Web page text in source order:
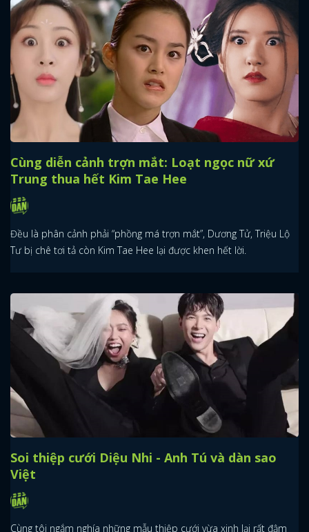
Cùng diễn cảnh trợn mắt: Loạt ngọc nữ xứ
Trung thua hết Kim Tae Hee
Đều là phân cảnh phải “phồng má trợn mắt”, Dương Tử, Triệu Lộ
Tư bị chê tơi tả còn Kim Tae Hee lại được khen hết lời.
Soi thiệp cưới Diệu Nhi - Anh Tú và dàn sao
Việt
Cùng tôi ngắm nghía những mẫu thiệp cưới vừa xinh lại rất đậm